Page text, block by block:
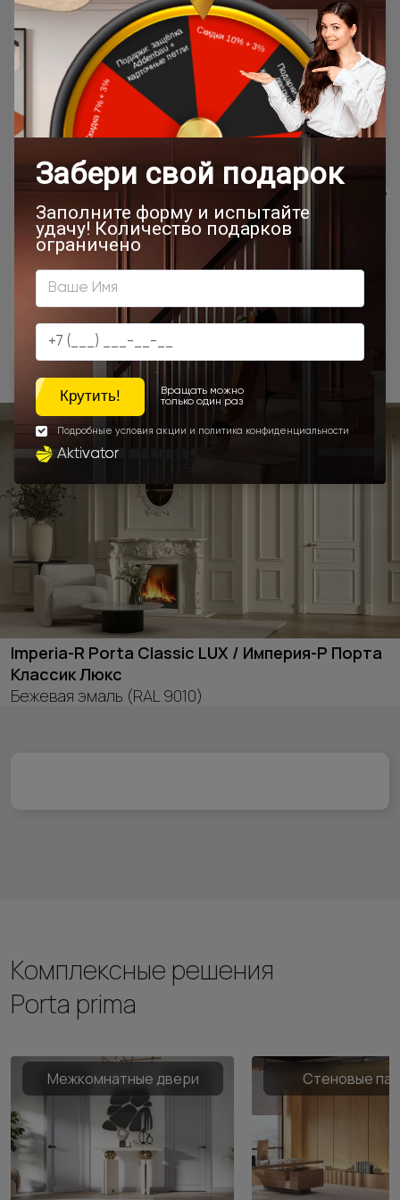
От 44 900 ₽
Подробнее
Imperia-R Porta Classic LUX / Империя-Р Порта
Классик Люкс
Бежевая эмаль (RAL 9010)
Комплексные решения
Porta prima
Межкомнатные двери Стеновые